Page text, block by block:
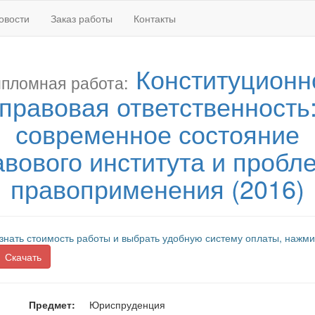
Заказ работы Контакты
работа:
современное состояние
института и
правоприменения (2016)
стоимость работы и выбрать удобную систему оплаты,
Скачать
Предмет:
Юриспруденция